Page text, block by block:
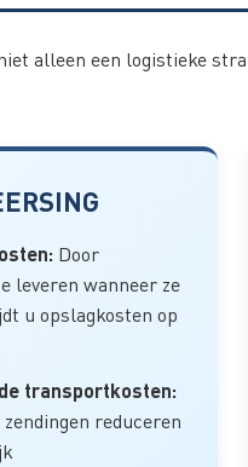
alleen een logistieke
Door
leveren wanneer ze
u opslagkosten op
transportkosten:
reduceren